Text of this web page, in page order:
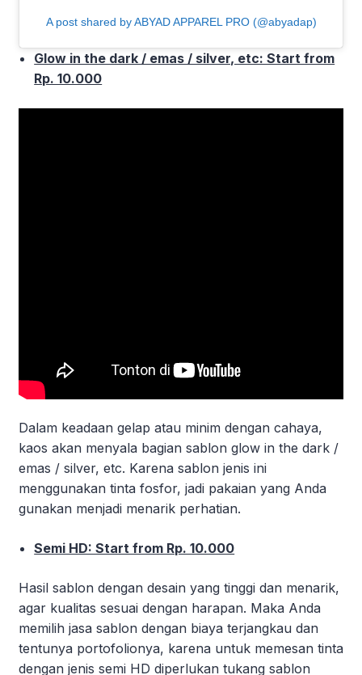
A post shared by ABYAD APPAREL PRO (@abyadap)
Glow in the dark / emas / silver, etc: Start from
Rp. 10.000
Dalam keadaan gelap atau minim dengan cahaya,
kaos akan menyala bagian sablon glow in the dark /
emas / silver, etc. Karena sablon jenis ini
menggunakan tinta fosfor, jadi pakaian yang Anda
gunakan menjadi menarik perhatian.
Semi HD: Start from Rp. 10.000
Hasil sablon dengan desain yang tinggi dan menarik,
agar kualitas sesuai dengan harapan. Maka Anda
memilih jasa sablon dengan biaya terjangkau dan
tentunya portofolionya, karena untuk memesan tinta
dengan jenis semi HD diperlukan tukang sablon